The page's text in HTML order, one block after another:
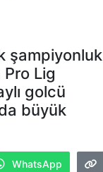
şampiyonluk
Lig
golcü
büyük
WhatsApp